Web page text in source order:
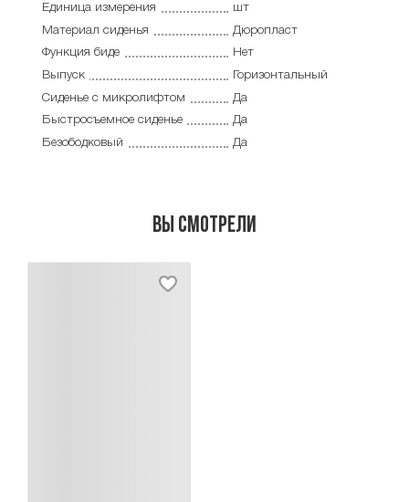
Единица измерения
шт
Материал сиденья
Дюропласт
Функция биде
Нет
Выпуск
Горизонтальный
Сиденье с микролифтом
Да
Быстросъемное сиденье
Да
Безободковый
Да
Вы смотрели